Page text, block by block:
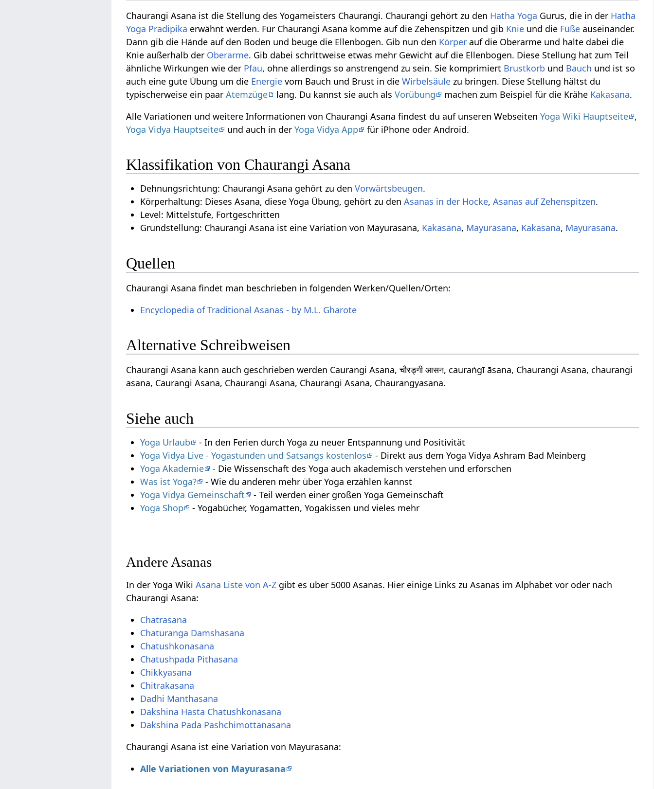
Chaurangi Asana ist die Stellung des Yogameisters Chaurangi. Chaurangi gehört zu den Hatha Yoga Gurus, die in der Hatha
Yoga Pradipika erwähnt werden. Für Chaurangi Asana komme auf die Zehenspitzen und gib Knie und die Füße auseinander.
Dann gib die Hände auf den Boden und beuge die Ellenbogen. Gib nun den Körper auf die Oberarme und halte dabei die
Knie außerhalb der Oberarme. Gib dabei schrittweise etwas mehr Gewicht auf die Ellenbogen. Diese Stellung hat zum Teil
ähnliche Wirkungen wie der Pfau, ohne allerdings so anstrengend zu sein. Sie komprimiert Brustkorb und Bauch und ist so
auch eine gute Übung um die Energie vom Bauch und Brust in dieWirbelsäule zu bringen. Diese Stellung hältst du
typischerweise ein paarAtemzüge lang. Du kannst sie auch alsVorübung machen zum Beispiel für die Krähe Kakasana.
Alle Variationen und weitere Informationen von Chaurangi Asana findest du auf unseren WebseitenYoga Wiki Hauptseite ,
Yoga Vidya Hauptseite
und auch in derYoga Vidya App für iPhone oder Android.
Klassifikation von Chaurangi Asana
Dehnungsrichtung: Chaurangi Asana gehört zu denVorwärtsbeugen.
Körperhaltung: Dieses Asana, diese Yoga Übung, gehört zu denAsanas in der Hocke,Asanas auf Zehenspitzen.
Level: Mittelstufe, Fortgeschritten
Grundstellung: Chaurangi Asana ist eine Variation von Mayurasana, Kakasana, Mayurasana, Kakasana, Mayurasana.
Quellen
Chaurangi Asana findet man beschrieben in folgenden Werken/Quellen/Orten:
Encyclopedia of Traditional Asanas - by M.L. Gharote
Alternative Schreibweisen
Chaurangi Asana kann auch geschrieben werden Caurangi Asana, चौरङ्गी आसन, cauraṅgī āsana, Chaurangi Asana, chaurangi
asana, Caurangi Asana, Chaurangi Asana, Chaurangi Asana, Chaurangyasana.
Siehe auch
Yoga Urlaub
- In den Ferien durch Yoga zu neuer Entspannung und Positivität
Yoga Vidya Live - Yogastunden und Satsangs kostenlos
- Direkt aus dem Yoga Vidya Ashram Bad Meinberg
Yoga Akademie
- Die Wissenschaft des Yoga auch akademisch verstehen und erforschen
Was ist Yoga?
- Wie du anderen mehr über Yoga erzählen kannst
Yoga Vidya Gemeinschaft
- Teil werden einer großen Yoga Gemeinschaft
Yoga Shop
- Yogabücher, Yogamatten, Yogakissen und vieles mehr
Andere Asanas
In der Yoga WikiAsana Liste von A-Z gibt es über 5000 Asanas. Hier einige Links zu Asanas im Alphabet vor oder nach
Chaurangi Asana:
Chatrasana
Chaturanga Damshasana
Chatushkonasana
Chatushpada Pithasana
Chikkyasana
Chitrakasana
Dadhi Manthasana
Dakshina Hasta Chatushkonasana
Dakshina Pada Pashchimottanasana
Chaurangi Asana ist eine Variation von Mayurasana:
Alle Variationen von Mayurasana